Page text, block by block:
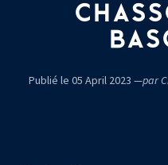
Publié le 05 April 2023 —par